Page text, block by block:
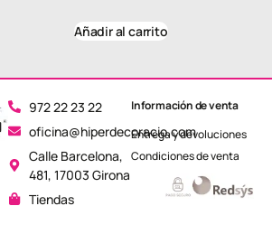
Añadir al carrito
972 22 23 22
oficina@hiperdecoracio.com
Calle Barcelona, ​​
481, 17003 Girona
Tiendas
Información de venta
Entrega y devoluciones
Condiciones de venta